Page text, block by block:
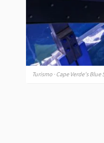
Turismo · Cape Verde's